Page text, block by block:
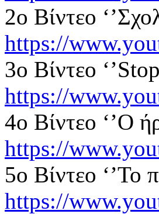
2ο Βίντεο
https://
3ο Βίντεο
https://
4ο Βίντεο ‘’Ο
https://
5ο Βίντεο ‘’Το
https://